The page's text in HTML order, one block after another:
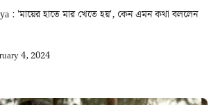
: 'মায়ের হাতে মার খেতে হয়', কেন এমন কথা বললেন
4, 2024